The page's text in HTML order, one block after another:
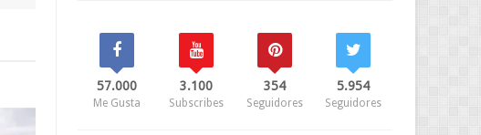
57.000
Me Gusta
3.100
Subscribes
354
Seguidores
5.954
Seguidores